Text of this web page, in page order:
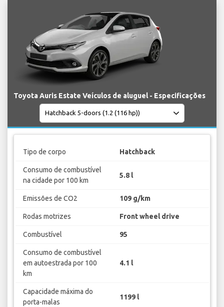
Toyota Auris Estate Veículos de aluguel - Especificações
Tipo de corpo Hatchback
Consumo de combustível
na cidade por 100 km
5.8 l
Emissões de CO2 109 g/km
Rodas motrizes Front wheel drive
Combustível 95
Consumo de combustível
em autoestrada por 100
km
4.1 l
Capacidade máxima do
porta-malas
1199 l